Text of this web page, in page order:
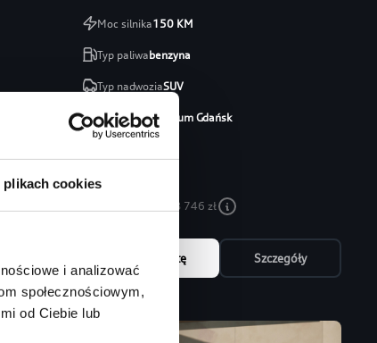
plikach cookies
i analizować
społecznościowym,
od Ciebie lub
Moc silnika150KM
Typ paliwabenzyna
Typ nadwoziaSUV
SalonAudi Centrum Gdańsk
254 460 zł
213 746 zł
213 746 zł
Zapytaj o ofertę Szczegóły